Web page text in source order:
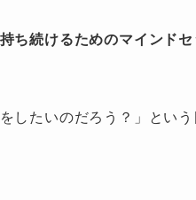
ち続けるためのマインド
したいのだろう？」とい